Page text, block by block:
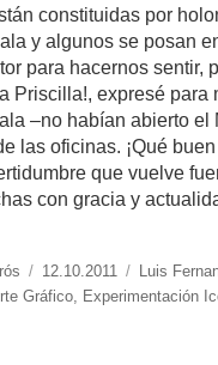
constituidas por
y algunos se posan
para hacernos sentir,
Priscilla!, expresé para
–no habían abierto el
las oficinas. ¡Qué
que vuelve
con gracia y
author/luis-
Publicado
el
12.10.2011 Categorías
Luis
Gráfico, Experimentación